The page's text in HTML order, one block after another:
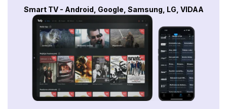
Smart TV - Android, Google, Samsung, LG, VIDAA